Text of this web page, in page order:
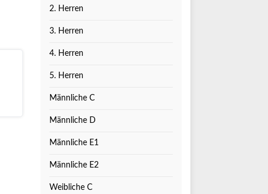
2. Herren
3. Herren
4. Herren
5. Herren
Männliche C
Männliche D
Männliche E1
Männliche E2
Weibliche C